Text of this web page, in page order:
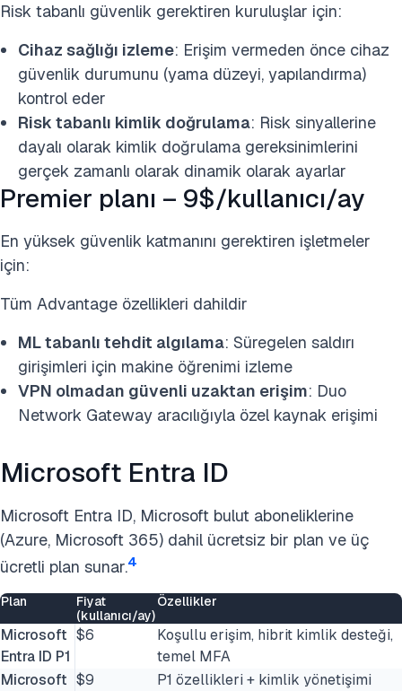
Risk tabanlı güvenlik gerektiren kuruluşlar için:
Cihaz sağlığı izleme: Erişim vermeden önce cihaz
güvenlik durumunu (yama düzeyi, yapılandırma)
kontrol eder
Risk tabanlı kimlik doğrulama: Risk sinyallerine
dayalı olarak kimlik doğrulama gereksinimlerini
gerçek zamanlı olarak dinamik olarak ayarlar
Premier planı – 9$/kullanıcı/ay
En yüksek güvenlik katmanını gerektiren işletmeler
için:
Tüm Advantage özellikleri dahildir
ML tabanlı tehdit algılama: Süregelen saldırı
girişimleri için makine öğrenimi izleme
VPN olmadan güvenli uzaktan erişim: Duo
Network Gateway aracılığıyla özel kaynak erişimi
Microsoft Entra ID
Microsoft Entra ID, Microsoft bulut aboneliklerine
(Azure, Microsoft 365) dahil ücretsiz bir plan ve üç
ücretli plan sunar.4
Plan
Fiyat
(kullanıcı/ay)
Özellikler
Microsoft
Entra ID P1
$6
Koşullu erişim, hibrit kimlik desteği,
temel MFA
Microsoft $9 P1 özellikleri + kimlik yönetişimi